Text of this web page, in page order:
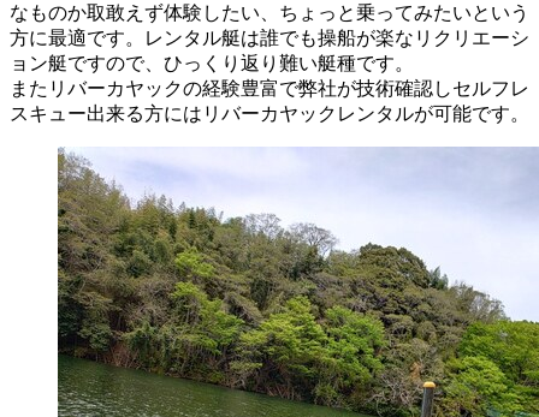
なものか取敢えず体験したい、ちょっと乗ってみたいという
方に最適です。レンタル艇は誰でも操船が楽なリクリエーシ
ョン艇ですので、ひっくり返り難い艇種です。
またリバーカヤックの経験豊富で弊社が技術確認しセルフレ
スキュー出来る方にはリバーカヤックレンタルが可能です。